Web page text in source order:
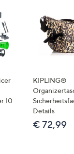
10
KIPLING®
Details
€ 72,99